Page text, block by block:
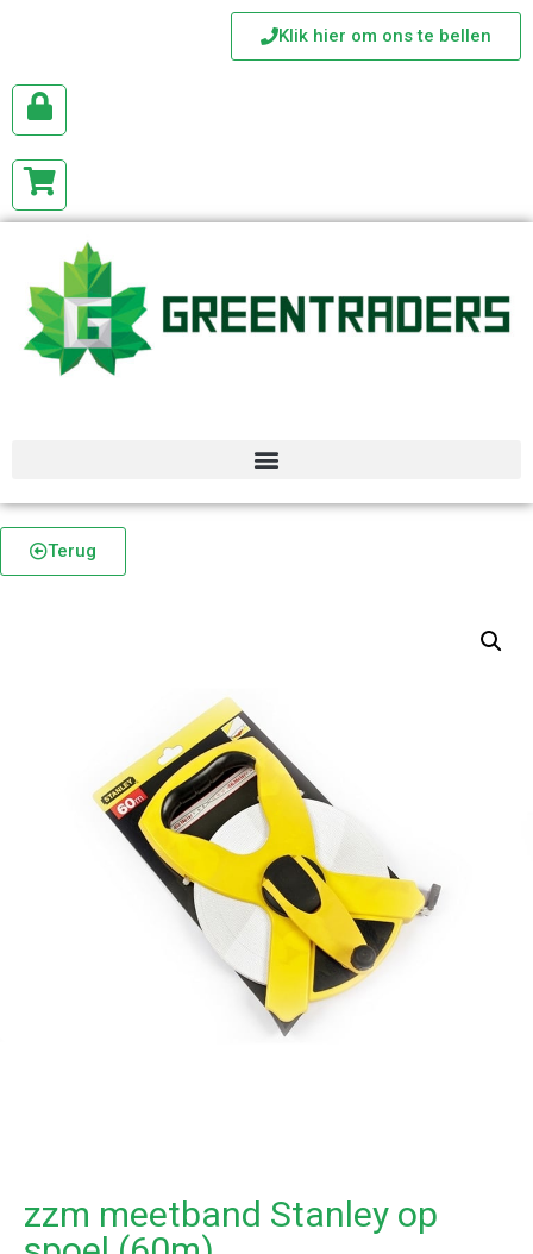
Klik hier om ons te bellen
Terug
zzm meetband Stanley op